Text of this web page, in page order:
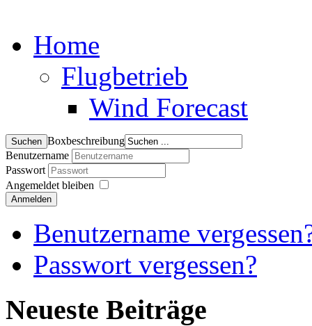
Home
Flugbetrieb
Wind Forecast
Boxbeschreibung
Benutzername
Passwort
Angemeldet bleiben
Anmelden
Benutzername
Passwort vergessen?
Neueste Beiträge